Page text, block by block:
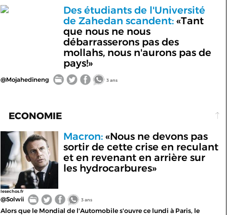
Des étudiants de l'Université
de Zahedan scandent:«Tant
que nous ne nous
débarrasserons pas des
mollahs, nous n'aurons pas de
pays!»
@Mojahedineng 3 ans
ECONOMIE
lesechos.fr
Macron:«Nous ne devons pas
sortir de cette crise en reculant
et en revenant en arrière sur
les hydrocarbures»
@Solwii 3 ans
Alors que le Mondial de l'Automobile s'ouvre ce lundi à Paris, le